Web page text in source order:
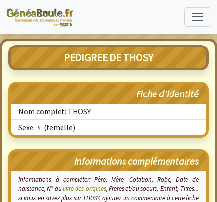
PEDIGREE DE THOSY
Fiche d'identité
Nom complet: THOSY
Sexe: ♀ (femelle)
Informations complémentaires
Informations à compléter: Père, Mère, Cotation, Robe, Date de
naissance, N° aulivre des origines, Frères et/ou soeurs, Enfant, Titres...
si vous en savez plus sur THOSY, ajoutez un commentaire à cette fiche